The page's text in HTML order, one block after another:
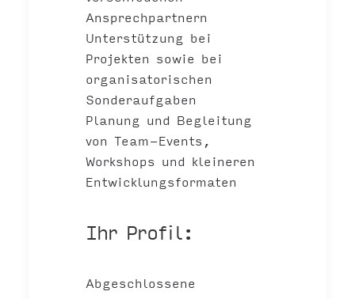
Ansprechpartnern
Unterstützung bei
Projekten sowie bei
organisatorischen
Sonderaufgaben
Planung und Begleitung
von Team-Events,
Workshops und kleineren
Entwicklungsformaten
Ihr Profil:
Abgeschlossene